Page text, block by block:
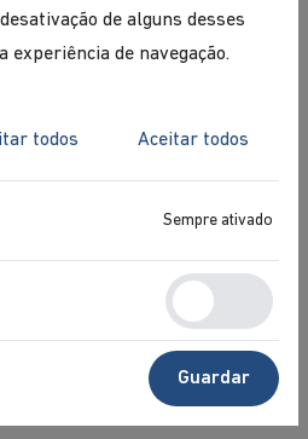
de alguns desses
experiência de navegação.
todos Aceitar todos
Sempre ativado
Guardar